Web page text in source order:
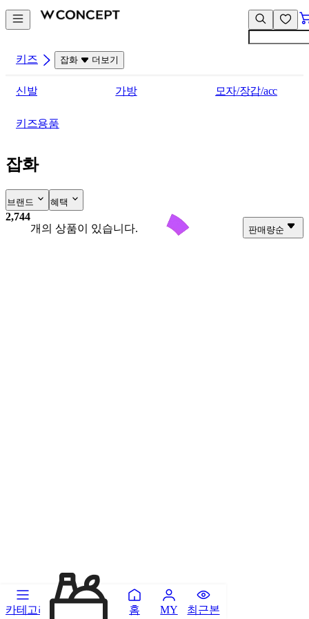
컨
텐
앱
바
키즈 잡화 더보기
신발 가방 모자/장갑/acc
키즈용품
잡화
브랜드 혜택
2,744
개의 상품이 있습니다.
판매량순
카테고리 홈 MY 최근본